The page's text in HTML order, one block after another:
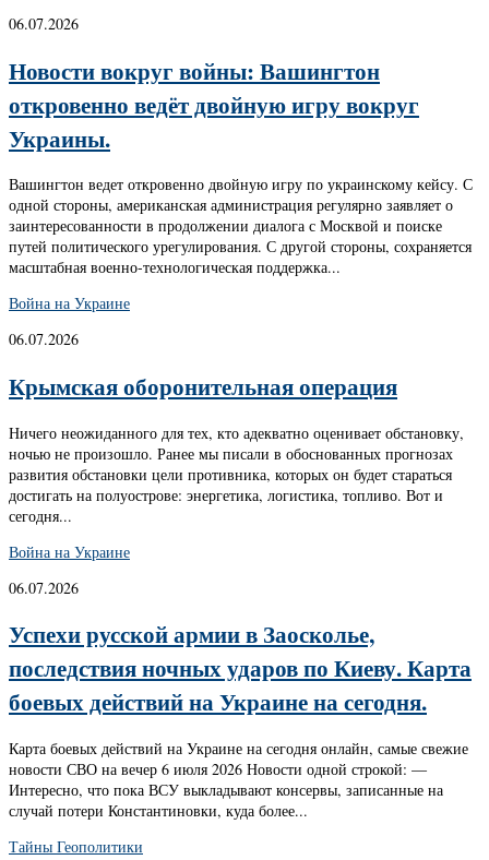
06.07.2026
Новости вокруг войны: Вашингтон
откровенно ведёт двойную игру вокруг
Украины.
Вашингтон ведет откровенно двойную игру по украинскому кейсу. С
одной стороны, американская администрация регулярно заявляет о
заинтересованности в продолжении диалога с Москвой и поиске
путей политического урегулирования. С другой стороны, сохраняется
масштабная военно-технологическая поддержка...
Война на Украине
06.07.2026
Крымская оборонительная операция
Ничего неожиданного для тех, кто адекватно оценивает обстановку,
ночью не произошло. Ранее мы писали в обоснованных прогнозах
развития обстановки цели противника, которых он будет стараться
достигать на полуострове: энергетика, логистика, топливо. Вот и
сегодня...
Война на Украине
06.07.2026
Успехи русской армии в Заосколье,
последствия ночных ударов по Киеву. Карта
боевых действий на Украине на сегодня.
Карта боевых действий на Украине на сегодня онлайн, самые свежие
новости СВО на вечер 6 июля 2026 Новости одной строкой: —
Интересно, что пока ВСУ выкладывают консервы, записанные на
случай потери Константиновки, куда более...
Тайны Геополитики